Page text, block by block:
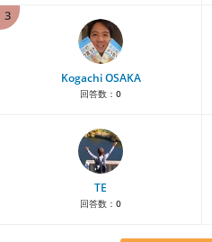
3
Kogachi OSAKA
回答数： 0
TE
回答数： 0